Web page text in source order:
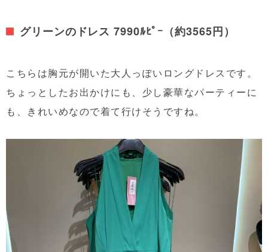
グリーンのドレス 7990ﾙﾋﾟｰ（約3565円）
こちらは胸元が開いた大人っぽいロングドレスです。
ちょっとしたお出かけにも、少し豪華なパーティーに
も、きれいめなので着て行けそうですね。